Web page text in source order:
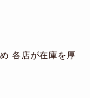
各店が在庫を厚